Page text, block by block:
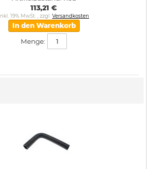
113,21 €
Inkl. 19% MwSt. , zzgl. Versandkosten
In den Warenkorb
Menge: